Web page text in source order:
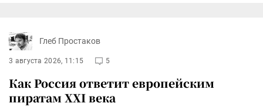
Глеб Простаков
3 августа 2026, 11:15 5
Как Россия ответит европейским
пиратам XXI века